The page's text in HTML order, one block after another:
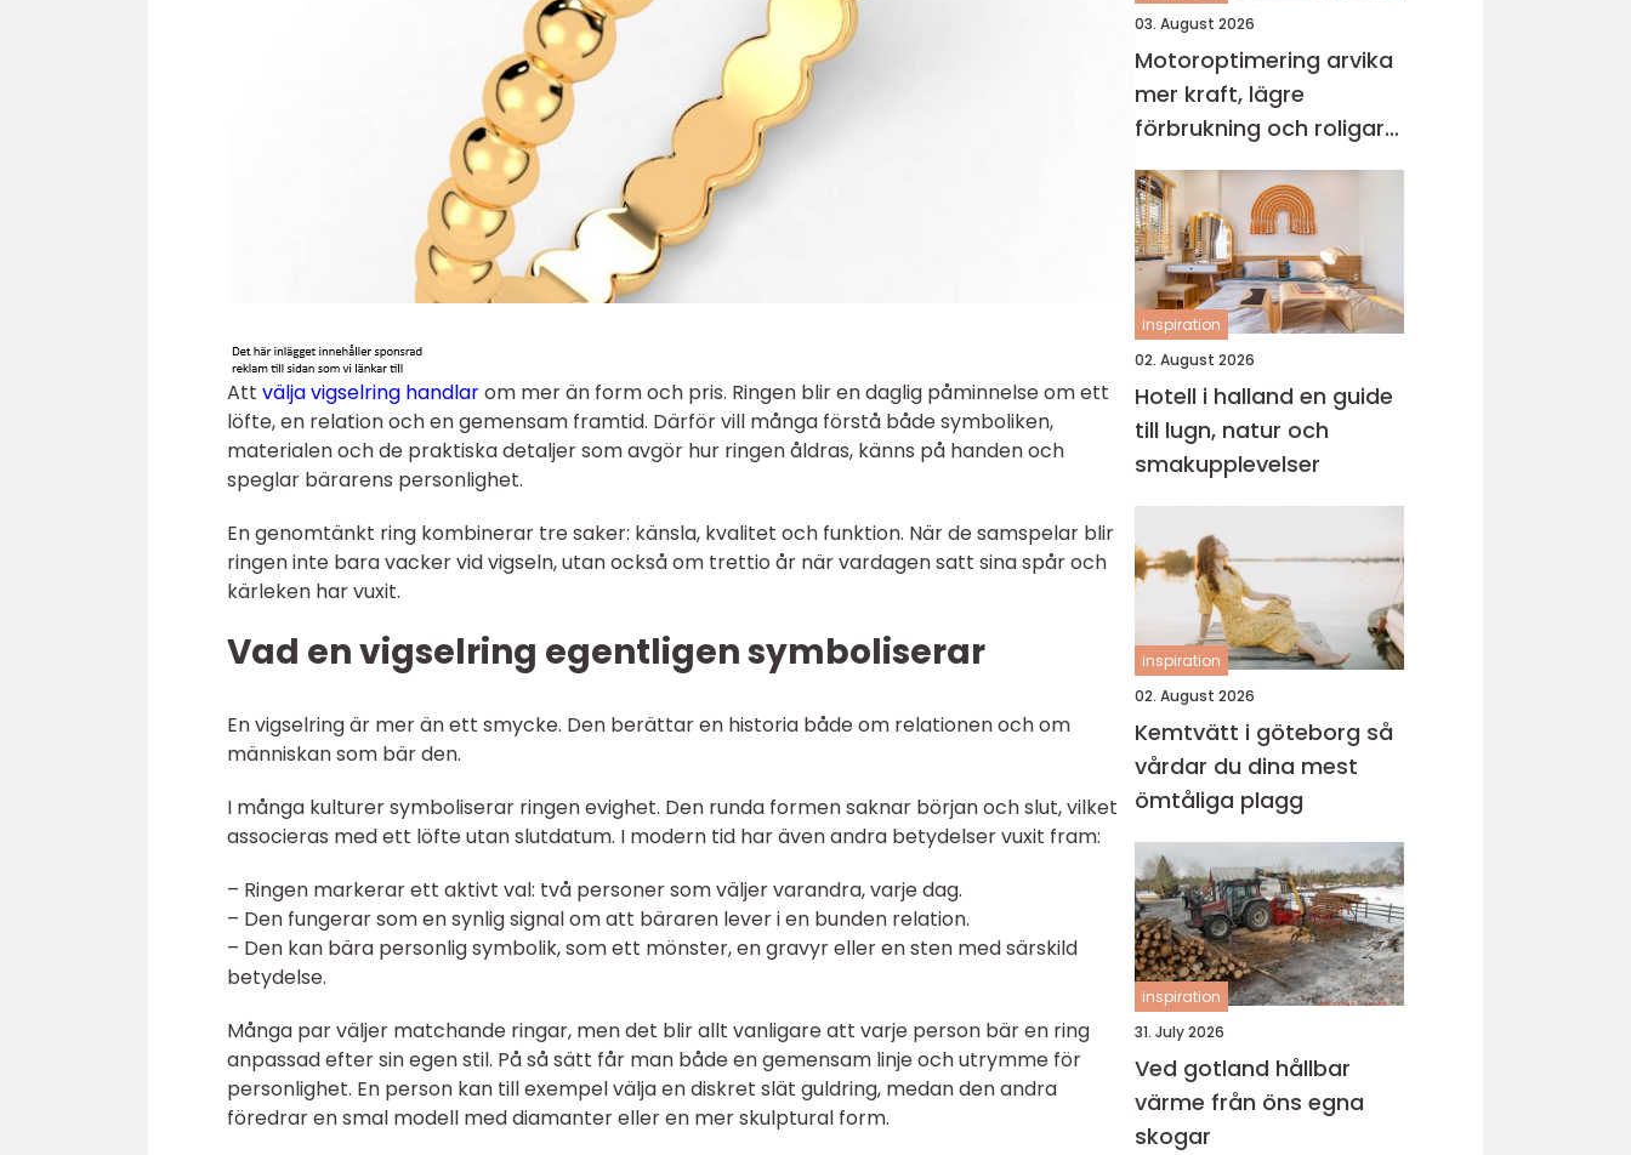
Att välja vigselring handlarom mer än form och pris. Ringen blir en daglig påminnelse om ett
löfte, en relation och en gemensam framtid. Därför vill många förstå både symboliken,
materialen och de praktiska detaljer som avgör hur ringen åldras, känns på handen och
speglar bärarens personlighet.
En genomtänkt ring kombinerar tre saker: känsla, kvalitet och funktion. När de samspelar blir
ringen inte bara vacker vid vigseln, utan också om trettio år när vardagen satt sina spår och
kärleken har vuxit.
Vad en vigselring egentligen symboliserar
En vigselring är mer än ett smycke. Den berättar en historia både om relationen och om
människan som bär den.
I många kulturer symboliserar ringen evighet. Den runda formen saknar början och slut, vilket
associeras med ett löfte utan slutdatum. I modern tid har även andra betydelser vuxit fram:
– Ringen markerar ett aktivt val: två personer som väljer varandra, varje dag.
– Den fungerar som en synlig signal om att bäraren lever i en bunden relation.
– Den kan bära personlig symbolik, som ett mönster, en gravyr eller en sten med särskild
betydelse.
Många par väljer matchande ringar, men det blir allt vanligare att varje person bär en ring
anpassad efter sin egen stil. På så sätt får man både en gemensam linje och utrymme för
personlighet. En person kan till exempel välja en diskret slät guldring, medan den andra
föredrar en smal modell med diamanter eller en mer skulptural form.
03. August 2026
Motoroptimering arvika
mer kraft, lägre
förbrukning och roligare
körning
inspiration
02. August 2026
Hotell i halland en guide
till lugn, natur och
smakupplevelser
inspiration
02. August 2026
Kemtvätt i göteborg så
vårdar du dina mest
ömtåliga plagg
inspiration
31. July 2026
Ved gotland hållbar
värme från öns egna
skogar